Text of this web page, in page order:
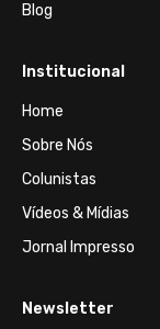
Blog
Institucional
Home
Sobre Nós
Colunistas
Vídeos & Mídias
Jornal Impresso
Newsletter